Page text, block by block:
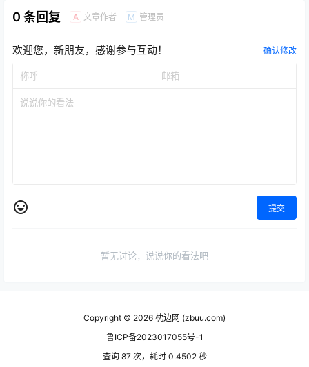
0 条回复 A 文章作者 M 管理员
欢迎您，新朋友，感谢参与互动！ 确认修改
提交
暂无讨论，说说你的看法吧
Copyright © 2026 枕边网 (zbuu.com)
鲁ICP备2023017055号-1
查询 87 次，耗时 0.4502 秒